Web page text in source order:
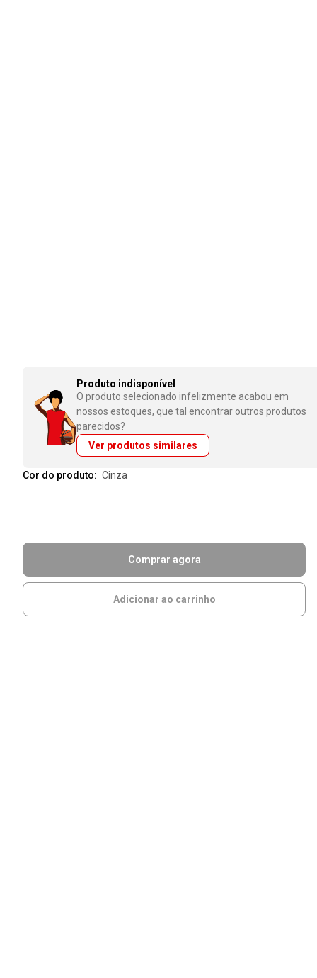
Produto indisponível
O produto selecionado infelizmente acabou em
nossos estoques, que tal encontrar outros produtos
parecidos?
Ver produtos similares
Cor do produto: cinza
Comprar agora
Adicionar ao carrinho